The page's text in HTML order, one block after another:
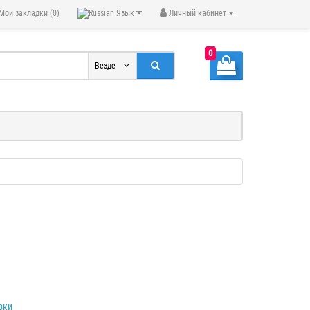
Личный кабинет
Язык
Мои закладки (0)
0
Везде